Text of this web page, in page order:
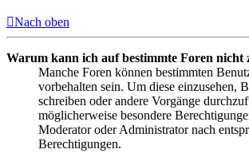
Nach oben
Warum kann ich auf bestimmte Foren nicht
Manche Foren können bestimmten
vorbehalten sein. Um diese einzusehen,
schreiben oder andere Vorgänge
möglicherweise besondere
Moderator oder Administrator nach
Berechtigungen.